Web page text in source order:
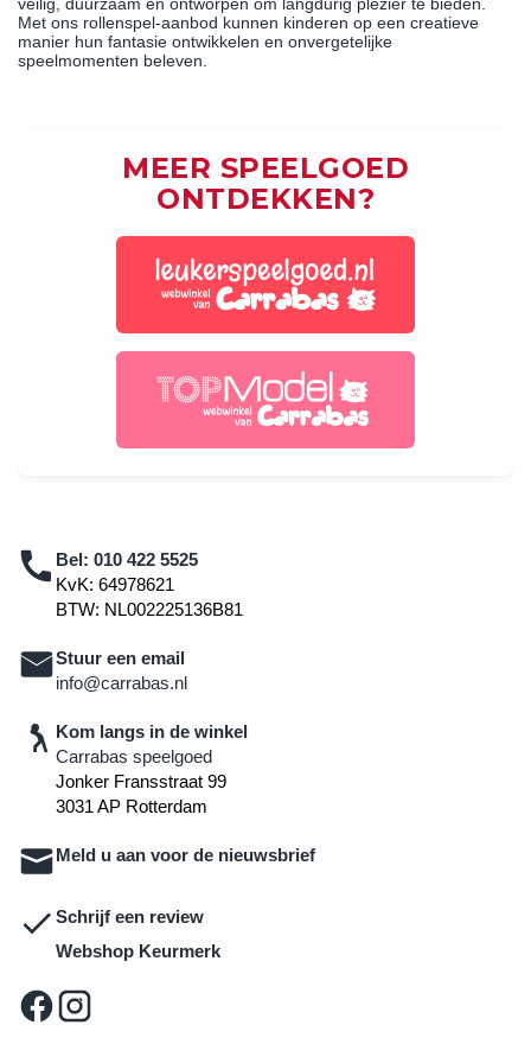
veilig, duurzaam en ontworpen om langdurig plezier te bieden.
Met ons rollenspel-aanbod kunnen kinderen op een creatieve
manier hun fantasie ontwikkelen en onvergetelijke
speelmomenten beleven.
MEER SPEELGOED
ONTDEKKEN?
Bel: 010 422 5525
KvK: 64978621
BTW: NL002225136B81
Stuur een email
info@carrabas.nl
Kom langs in de winkel
Carrabas speelgoed
Jonker Fransstraat 99
3031 AP Rotterdam
Meld u aan voor de nieuwsbrief
Schrijf een review
Webshop Keurmerk